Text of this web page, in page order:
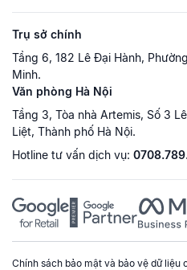
Trụ sở chính
Tầng 6, 182 Lê Đại Hành,
Minh.
Văn phòng Hà Nội
Tầng 3, Tòa nhà Artemis, Số 3
Liệt, Thành phố Hà Nội.
Hotline tư vấn dịch vụ:
Chính sách bảo mật và bảo vệ dữ liệu